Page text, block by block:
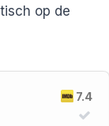
op de
7.4